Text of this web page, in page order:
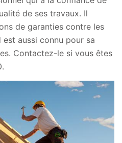
de ses travaux. Il
de garanties contre les
aussi connu pour sa
Contactez-le si vous êtes